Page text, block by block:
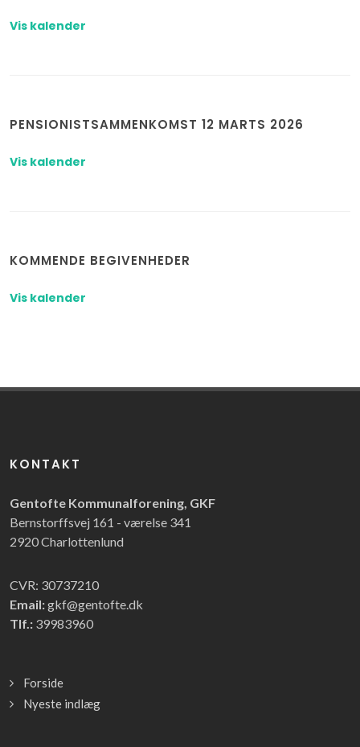
Vis kalender
PENSIONISTSAMMENKOMST 12 MARTS 2026
Vis kalender
KOMMENDE BEGIVENHEDER
Vis kalender
KONTAKT
Gentofte Kommunalforening, GKF
Bernstorffsvej 161 - værelse 341
2920 Charlottenlund
CVR: 30737210
Email:gkf@gentofte.dk
Tlf.: 39983960
Forside
Nyeste indlæg